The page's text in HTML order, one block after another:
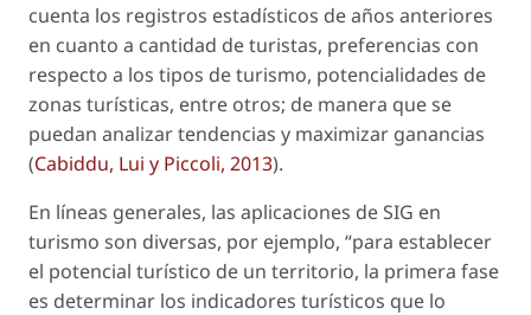
cuenta los registros estadísticos de años anteriores
en cuanto a cantidad de turistas, preferencias con
respecto a los tipos de turismo, potencialidades de
zonas turísticas, entre otros; de manera que se
puedan analizar tendencias y maximizar ganancias
(Cabiddu, Lui y Piccoli, 2013).
En líneas generales, las aplicaciones de SIG en
turismo son diversas, por ejemplo, “para establecer
el potencial turístico de un territorio, la primera fase
es determinar los indicadores turísticos que lo